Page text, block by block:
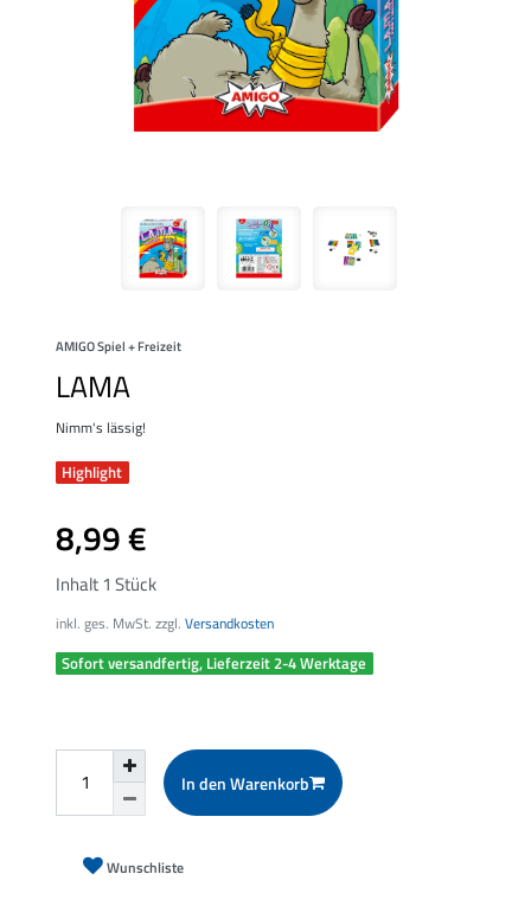
AMIGO Spiel + Freizeit
LAMA
Nimm's lässig!
Highlight
8,99 €
Inhalt1Stück
inkl. ges. MwSt. zzgl.Versandkosten
Sofort versandfertig, Lieferzeit 2-4 Werktage
In den Warenkorb
Wunschliste